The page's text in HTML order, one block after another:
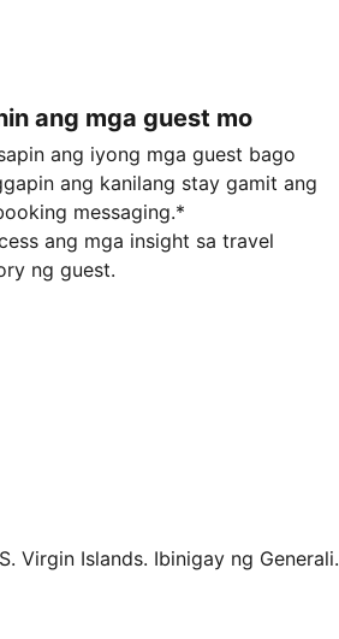
ang mga guest mo
ang iyong mga guest bago
ang kanilang stay gamit ang
messaging.*
ang mga insight sa travel
ng guest.
Virgin Islands. Ibinigay ng Generali.